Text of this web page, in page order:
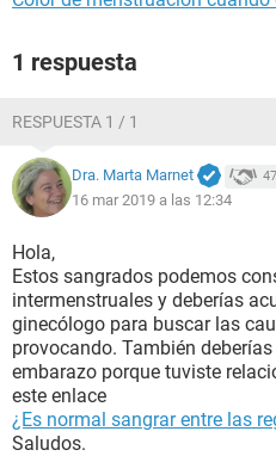
1 respuesta
RESPUESTA 1 / 1
Dra. Marta Marnet
16 mar 2019 a las 12:34
Hola,
Estos sangrados podemos
intermenstruales y deberías
ginecólogo para buscar las
provocando. También
embarazo porque tuviste
este enlace
¿Es normal sangrar entre las
Saludos.